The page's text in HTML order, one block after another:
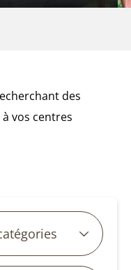
des
vos centres